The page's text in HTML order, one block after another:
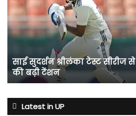
सीरीज
से
मैनेजमेंट
की
बढ़ी
साई सुदर्शन श्रीलंका टेस्ट सीरीज
की बढ़ी टेंशन
Latest in UP